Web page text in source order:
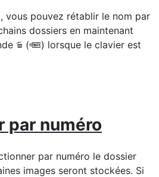
vous pouvez rétablir le nom par
dossiers en maintenant
O (Q) lorsque le clavier est
par numéro
par numéro le dossier
images seront stockées. Si